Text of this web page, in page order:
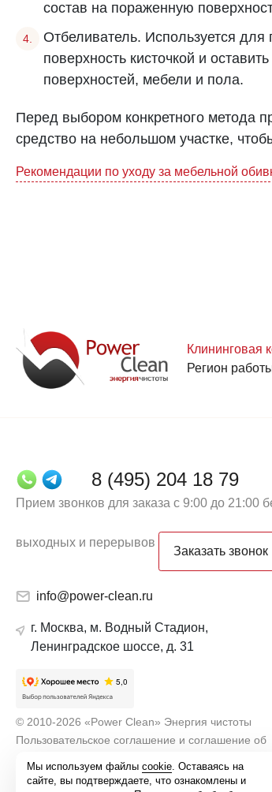
состав на пораженную
Отбеливатель. Используется для
поверхность кисточкой и
поверхностей, мебели и пола.
Перед выбором конкретного метода
средство на небольшом участке,
Навигация
Рекомендации по уходу за мебельной
Клининговая
Регион
8 (495) 204 18 79
Прием звонков для заказа с 9:00 до 21:00
выходных и перерывов
Заказать звонок
info@power-clean.ru
г. Москва, м. Водный Стадион,
Ленинградское шоссе, д. 31
© 2010-2026 «Power Clean» Энергия чистоты
Пользовательское соглашение и соглашение об
Мы используем файлы cookie. Оставаясь на
сайте, вы подтверждаете, что ознакомлены и